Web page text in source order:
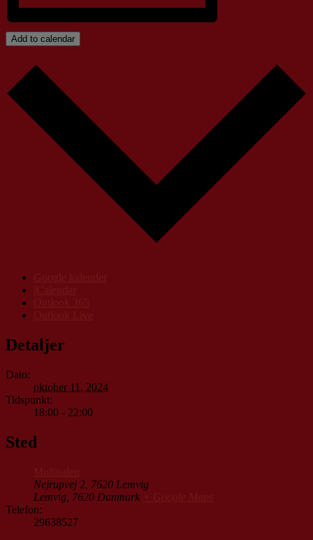
Add to calendar
Detaljer
Dato:
oktober 11, 2024
Tidspunkt:
18:00 - 22:00
Sted
Nejrupvej 2, 7620 Lemvig
Lemvig 7620 Danmark
Telefon:
29638527